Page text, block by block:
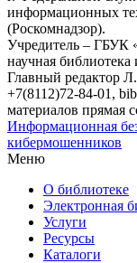
информационных
(Роскомнадзор).
Учредитель – ГБУК
научная
Главный редактор
+7(8112)72-84-01,
материалов прямая
Информационная
кибермошенников
Меню
О библиотеке
Электронная
Услуги
Ресурсы
Каталоги